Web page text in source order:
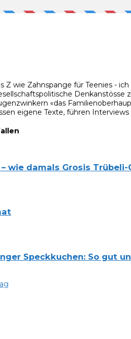
Z wie Zahnspange für Teenies -
Denkanstösse
«das
eigene Texte, führen
wie damals Grosis Trübeli-
Speckkuchen: So gut